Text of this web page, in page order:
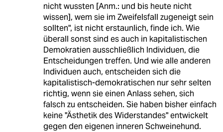
nicht wussten [Anm.: und bis heute nicht
wissen], wem sie im Zweifelsfall zugeneigt sein
sollten", ist nicht erstaunlich, finde ich. Wie
überall sonst sind es auch in kapitalistischen
Demokratien ausschließlich Individuen, die
Entscheidungen treffen. Und wie alle anderen
Individuen auch, entscheiden sich die
kapitalistisch-demokratischen nur sehr selten
richtig, wenn sie einen Anlass sehen, sich
falsch zu entscheiden. Sie haben bisher einfach
keine "Ästhetik des Widerstandes" entwickelt
gegen den eigenen inneren Schweinehund.